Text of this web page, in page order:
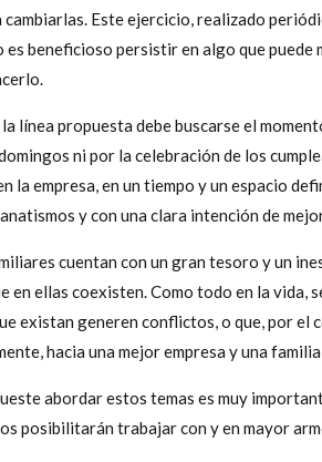
cambiarlas. Este ejercicio, realizado
es beneficioso persistir en algo que
línea propuesta debe buscarse el
ni por la celebración de los
la empresa, en un tiempo y un espacio
y con una clara intención de
cuentan con un gran tesoro y un
en ellas coexisten. Como todo en la vida,
existan generen conflictos, o que, por
hacia una mejor empresa y una
abordar estos temas es muy
posibilitarán trabajar con y en mayor